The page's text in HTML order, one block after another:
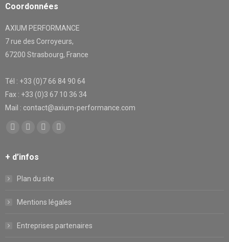
Coordonnées
AXIUM PERFORMANCE
7 rue des Corroyeurs,
67200 Strasbourg, France
Tél : +33 (0)7 66 84 90 64
Fax : +33 (0)3 67 10 36 34
Mail : contact@axium-performance.com
Trouvez nous sur :
opens
window
opens
windowwindowwindow
+ d’infos
Plan du site
Mentions légales
Entreprises partenaires